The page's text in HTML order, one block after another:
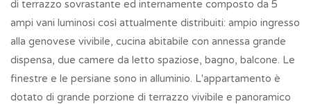
di terrazzo sovrastante ed internamente composto da 5
ampi vani luminosi così attualmente distribuiti: ampio ingresso
alla genovese vivibile, cucina abitabile con annessa grande
dispensa, due camere da letto spaziose, bagno, balcone. Le
finestre e le persiane sono in alluminio. L'appartamento è
dotato di grande porzione di terrazzo vivibile e panoramico